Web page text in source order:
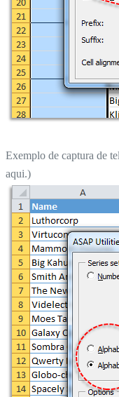
Exemplo de captura de
aqui.)